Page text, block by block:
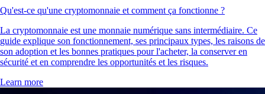
Qu'est-ce qu'une cryptomonnaie et comment ça fonctionne ?
La cryptomonnaie est une monnaie numérique sans intermédiaire. Ce
guide explique son fonctionnement, ses principaux types, les raisons de
son adoption et les bonnes pratiques pour l'acheter, la conserver en
sécurité et en comprendre les opportunités et les risques.
Learn more